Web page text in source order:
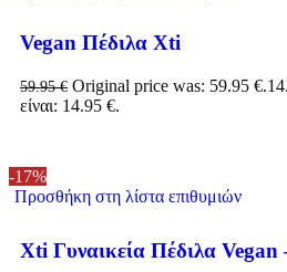
Vegan Πέδιλα Xti
59.95€ Original price was: 59.95 €.
είναι: 14.95 €.
-17%
Προσθήκη στη λίστα επιθυμιών
Xti Γυναικεία Πέδιλα Vegan